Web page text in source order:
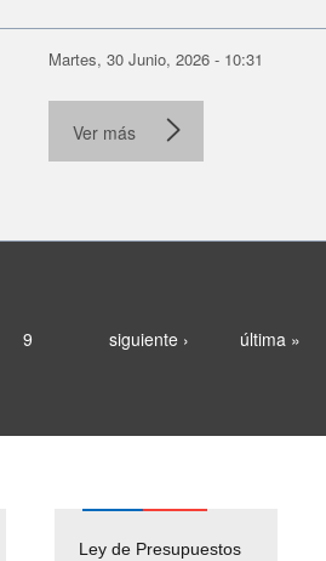
Martes, 30 Junio, 2026 - 10:31
Ver más
9 siguiente › última »
Ley de Presupuestos